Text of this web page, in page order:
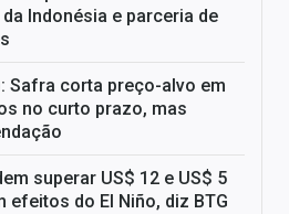
Indonésia e parceria de
Safra corta preço-alvo em
no curto prazo, mas
superar US$ 12 e US$ 5
efeitos do El Niño, diz BTG